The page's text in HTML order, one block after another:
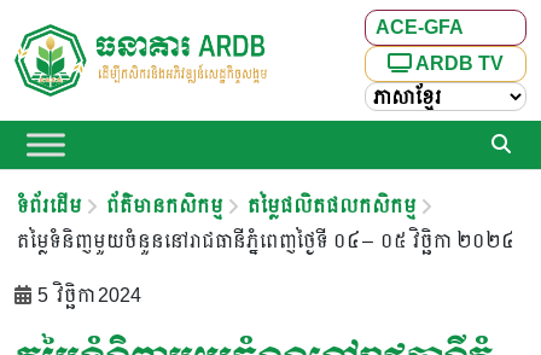
ACE-GFA
ARDB TV
ទំព័រដើម ព័ត៌មានកសិកម្ម
តម្លៃផលិតផលកសិកម្ម
តម្លៃទំនិញមួយចំនួននៅរាជធានីភ្នំពេញថ្ងៃទី ០៤ – ០៥ វិច្ឆិកា ២០២៤
5 វិច្ឆិកា 2024